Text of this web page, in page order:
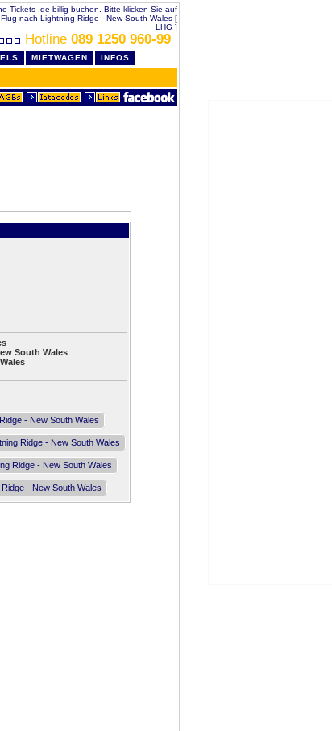
Tickets .de billig buchen. Bitte klicken Sie auf
nach Lightning Ridge - New South Wales [
LHG ]
Hotline 089 1250 960-99
MIETWAGEN INFOS
South Wales
- New South Wales
Ridge - New South Wales
Ridge - New South Wales
- New South Wales